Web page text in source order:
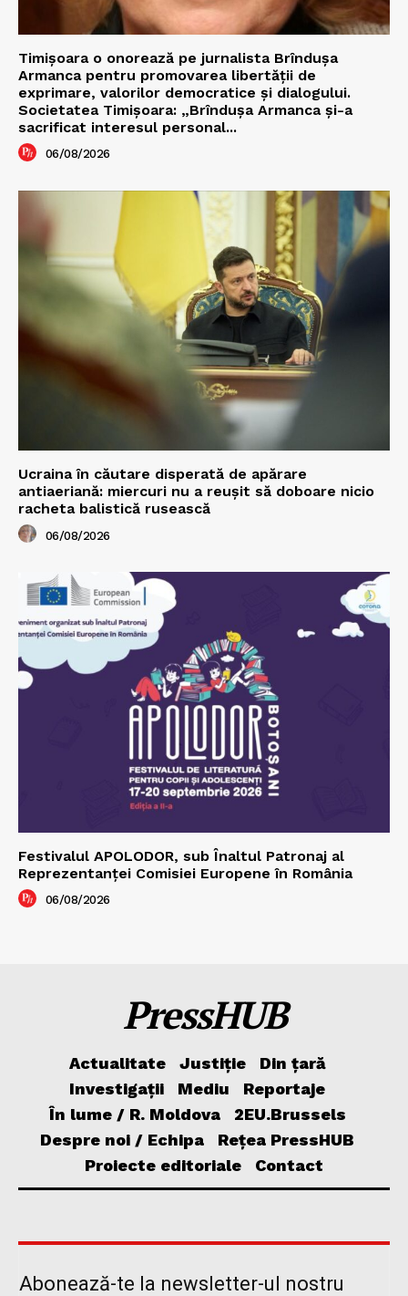
Timișoara o onorează pe jurnalista Brîndușa
Armanca pentru promovarea libertății de
exprimare, valorilor democratice și dialogului.
Societatea Timișoara: „Brîndușa Armanca și-a
sacrificat interesul personal...
06/08/2026
Ucraina în căutare disperată de apărare
antiaeriană: miercuri nu a reușit să doboare nicio
racheta balistică rusească
06/08/2026
Festivalul APOLODOR, sub Înaltul Patronaj al
Reprezentanței Comisiei Europene în România
06/08/2026
PressHUB
Actualitate Justiție
Din țară
Investigații
Mediu
Reportaje
În lume / R. Moldova
2EU.Brussels
Despre noi / Echipa
Rețea PressHUB
Proiecte editoriale
Contact
Abonează-te la newsletter-ul nostru